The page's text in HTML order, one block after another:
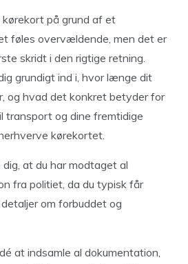
på grund af et
føles overvældende, men det er
skridt i den rigtige retning.
grundigt ind i, hvor længe dit
og hvad det konkret betyder for
transport og dine fremtidige
kørekortet.
at du har modtaget al
fra politiet, da du typisk får
om forbuddet og
at indsamle al dokumentation,